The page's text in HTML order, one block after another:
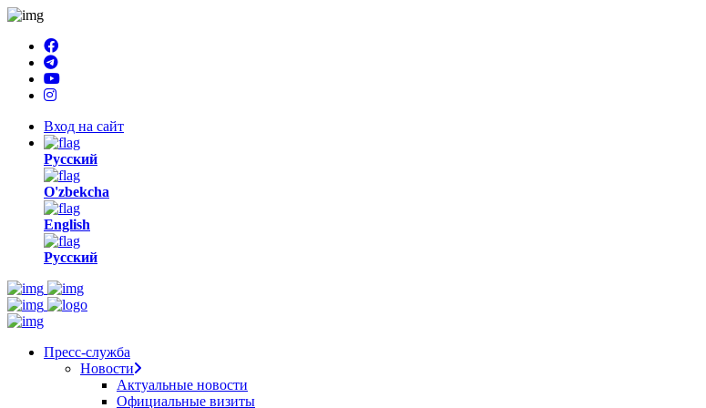
Вход на сайт
Русский
O'zbekcha
English
Русский
Пресс-служба
Новости
Актуальные новости
Официальные визиты